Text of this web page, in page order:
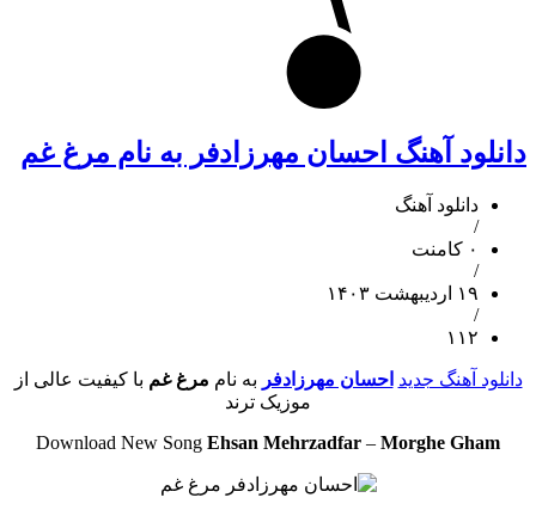
دانلود آهنگ احسان مهرزادفر به نام مرغ غم
دانلود آهنگ
/
۰ کامنت
/
۱۹ اردیبهشت ۱۴۰۳
/
۱۱۲
دانلود آهنگ جدید احسان مهرزادفر به نام مرغ غم با کیفیت عالی از
موزیک ترند
Download New Song Ehsan Mehrzadfar – Morghe Gham